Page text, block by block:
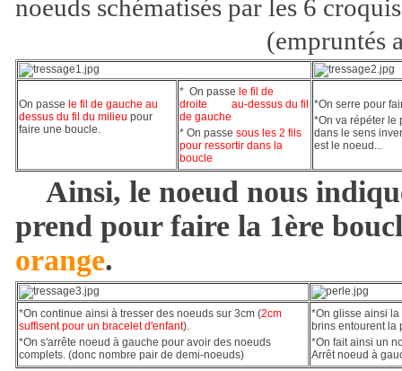
noeuds schématisés par les 6
(empruntés au site
On passe le fil de gauche au
dessus du fil du milieu pour
faire une boucle.
* On passe le fil de
droite au-dessus du fil
de gauche
* On passe sous les 2 fils
pour ressortir dans la
boucle
*On serre pour
*On va répéter le
dans le sens
est le noeud...
Ainsi, le noeud nous
prend pour faire la 1ère
orange.
*On continue ainsi à tresser des noeuds sur 3cm (2cm
suffisent pour un bracelet d'enfant).
*On s'arrête noeud à gauche pour avoir des noeuds
complets. (donc nombre pair de demi-noeuds)
*On glisse ainsi
brins entourent la
*On fait ainsi un
Arrêt noeud à